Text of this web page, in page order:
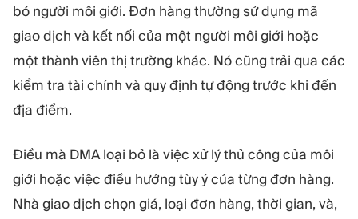
bỏ người môi giới. Đơn hàng thường sử dụng mã
giao dịch và kết nối của một người môi giới hoặc
một thành viên thị trường khác. Nó cũng trải qua các
kiểm tra tài chính và quy định tự động trước khi đến
địa điểm.
Điều mà DMA loại bỏ là việc xử lý thủ công của môi
giới hoặc việc điều hướng tùy ý của từng đơn hàng.
Nhà giao dịch chọn giá, loại đơn hàng, thời gian, và,
Thuật ngữ
Video hướng dẫn
Công cụ tính lợi nhuận
Kế hoạch kinh doanh
Sự kiện
Con số
Tin tức công ty
Nghề nghiệp
Bền vững